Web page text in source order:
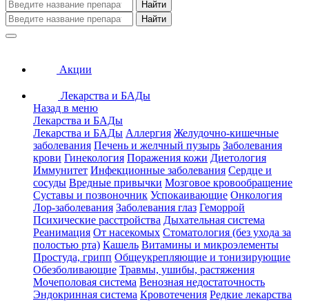
Найти
Найти
Акции
Лекарства и БАДы
Назад в меню
Лекарства и БАДы
Лекарства и БАДы Аллергия Желудочно-кишечные
заболевания Печень и желчный пузырь Заболевания
крови Гинекология Поражения кожи Диетология
Иммунитет Инфекционные заболевания Сердце и
сосуды Вредные привычки Мозговое кровообращение
Суставы и позвоночник Успокаивающие Онкология
Лор-заболевания Заболевания глаз Геморрой
Психические расстройства Дыхательная система
Реанимация От насекомых Стоматология (без ухода за
полостью рта) Кашель Витамины и микроэлементы
Простуда, грипп Общеукрепляющие и тонизирующие
Обезболивающие Травмы, ушибы, растяжения
Мочеполовая система Венозная недостаточность
Эндокринная система Кровотечения Редкие лекарства